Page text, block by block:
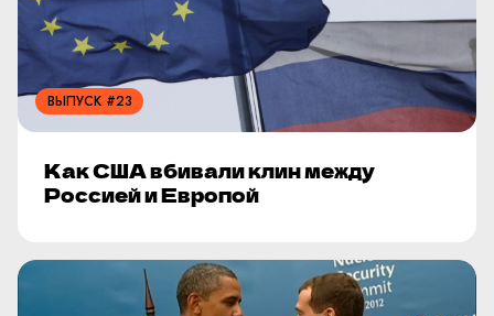
ВЫПУСК #23
Как США вбивали клин между
Россией и Европой